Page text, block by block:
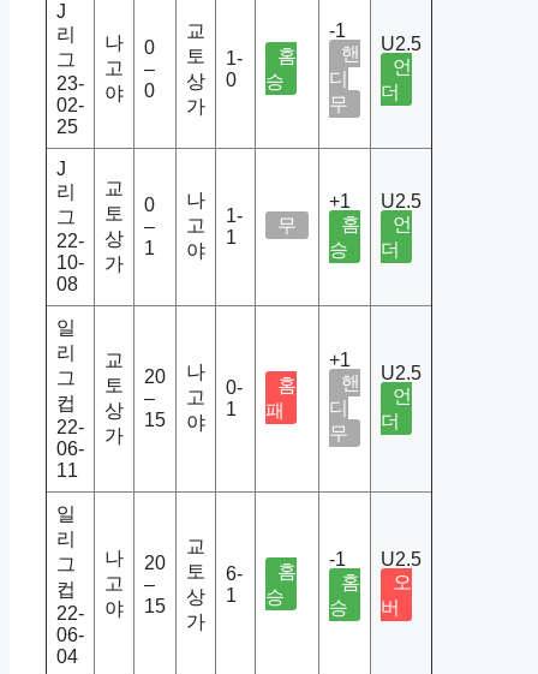
J
리
그
23-
02-
25
나
고
야
0
–
0
교
토
상
가
1-
0
홈
승
-1
핸
디
무
U2.5
언
더
J
리
그
22-
10-
08
교
토
상
가
0
–
1
나
고
야
1-
1
무
+1
홈
승
U2.5
언
더
일
리
그
컵
22-
06-
11
교
토
상
가
20
–
15
나
고
야
0-
1
홈
패
+1
핸
디
무
U2.5
언
더
일
리
그
컵
22-
06-
04
나
고
야
20
–
15
교
토
상
가
6-
1
홈
승
-1
홈
승
U2.5
오
버